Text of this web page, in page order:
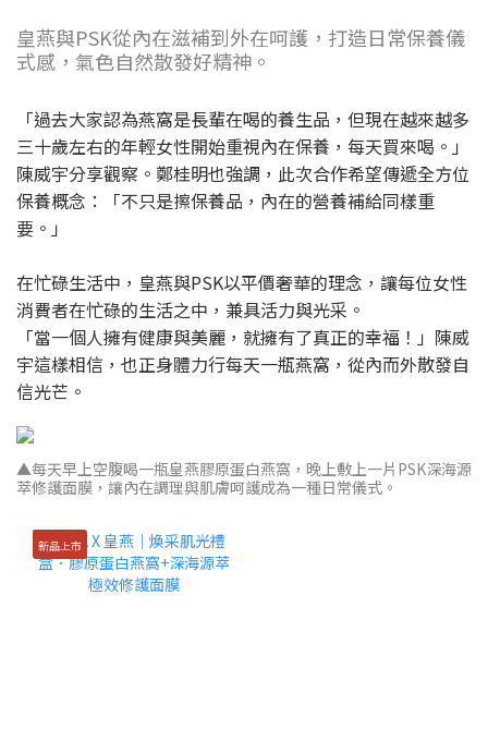
皇燕與PSK從內在滋補到外在呵護，打造日常保養儀
式感，氣色自然散發好精神。
「過去大家認為燕窩是長輩在喝的養生品，但現在越來越多
三十歲左右的年輕女性開始重視內在保養，每天買來喝。」
陳威宇分享觀察。鄭桂明也強調，此次合作希望傳遞全方位
保養概念：「不只是擦保養品，內在的營養補給同樣重
要。」
在忙碌生活中，皇燕與PSK以平價奢華的理念，讓每位女性
消費者在忙碌的生活之中，兼具活力與光采。
「當一個人擁有健康與美麗，就擁有了真正的幸福！」陳威
宇這樣相信，也正身體力行每天一瓶燕窩，從內而外散發自
信光芒。
▲每天早上空腹喝一瓶皇燕膠原蛋白燕窩，晚上敷上一片PSK深海源
萃修護面膜，讓內在調理與肌膚呵護成為一種日常儀式。
新品上市